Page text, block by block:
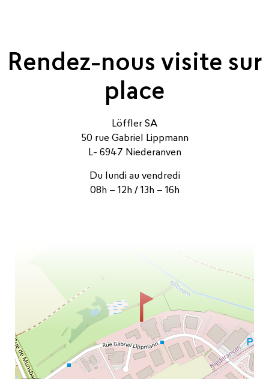
Rendez-nous visite sur
place
Löffler SA
50 rue Gabriel Lippmann
L- 6947 Niederanven
Du lundi au vendredi
08h – 12h / 13h – 16h